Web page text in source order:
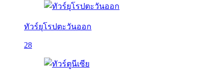
ทัวร์ยุโรปตะวันออก
28